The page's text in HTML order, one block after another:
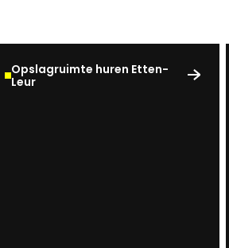
Opslagruimte huren Etten-
Leur